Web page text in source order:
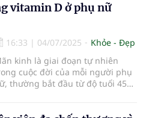
vitamin D ở phụ nữ
16:33 | 04/07/2025
Khỏe - Đẹp
kinh là giai đoạn tự nhiên
cuộc đời của mỗi người phụ
thường bắt đầu từ độ tuổi 45